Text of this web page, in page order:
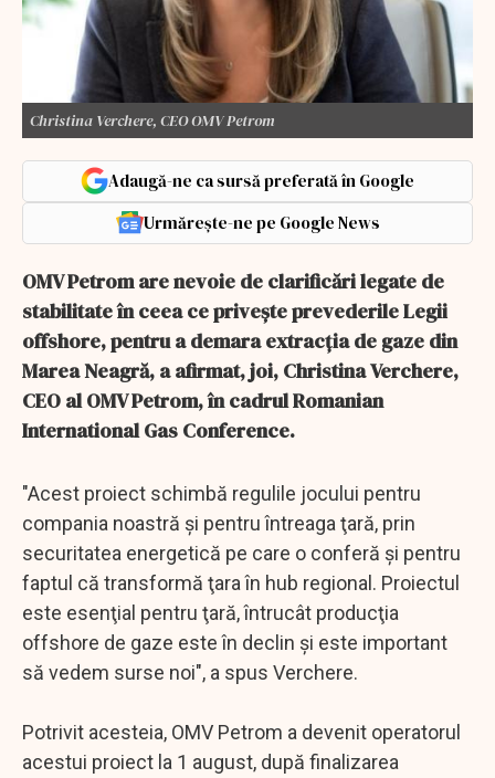
Christina Verchere, CEO OMV Petrom
Adaugă-ne ca sursă preferată în Google
Urmărește-ne pe Google News
OMV Petrom are nevoie de clarificări legate de
stabilitate în ceea ce priveşte prevederile Legii
offshore, pentru a demara extracţia de gaze din
Marea Neagră, a afirmat, joi, Christina Verchere,
CEO al OMV Petrom, în cadrul Romanian
International Gas Conference.
"Acest proiect schimbă regulile jocului pentru
compania noastră şi pentru întreaga ţară, prin
securitatea energetică pe care o conferă şi pentru
faptul că transformă ţara în hub regional. Proiectul
este esenţial pentru ţară, întrucât producţia
offshore de gaze este în declin şi este important
să vedem surse noi", a spus Verchere.
Potrivit acesteia, OMV Petrom a devenit operatorul
acestui proiect la 1 august, după finalizarea